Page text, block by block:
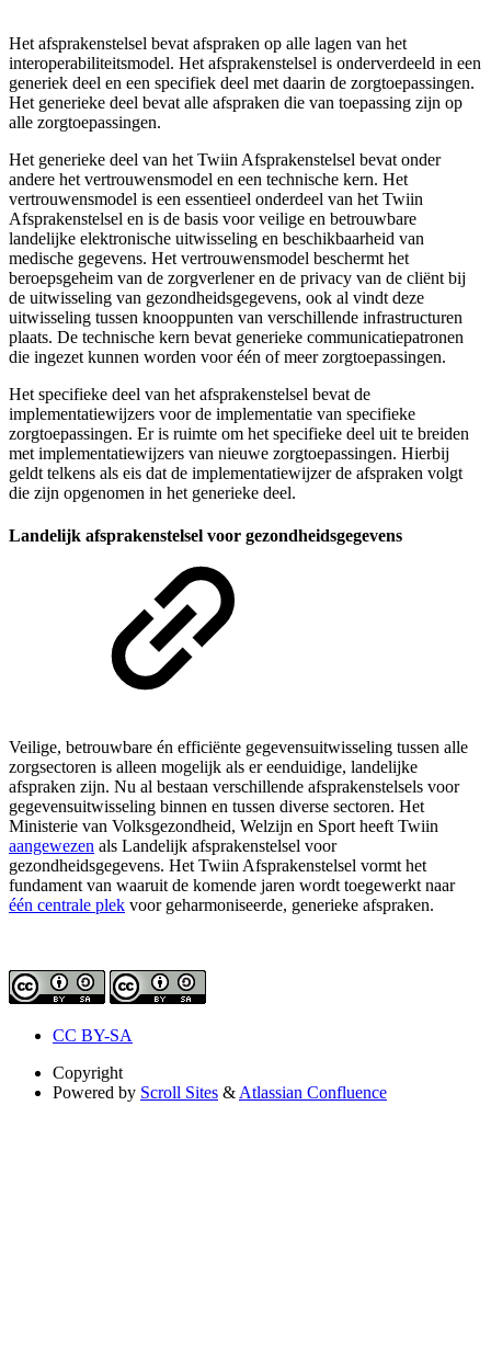
Het afsprakenstelsel bevat afspraken op alle lagen van het
interoperabiliteitsmodel. Het afsprakenstelsel is onderverdeeld in een
generiek deel en een specifiek deel met daarin de zorgtoepassingen.
Het generieke deel bevat alle afspraken die van toepassing zijn op
alle zorgtoepassingen.
Het generieke deel van het Twiin Afsprakenstelsel bevat onder
andere het vertrouwensmodel en een technische kern. Het
vertrouwensmodel is een essentieel onderdeel van het Twiin
Afsprakenstelsel en is de basis voor veilige en betrouwbare
landelijke elektronische uitwisseling en beschikbaarheid van
medische gegevens. Het vertrouwensmodel beschermt het
beroepsgeheim van de zorgverlener en de privacy van de cliënt bij
de uitwisseling van gezondheidsgegevens, ook al vindt deze
uitwisseling tussen knooppunten van verschillende infrastructuren
plaats. De technische kern bevat generieke communicatiepatronen
die ingezet kunnen worden voor één of meer zorgtoepassingen.
Het specifieke deel van het afsprakenstelsel bevat de
implementatiewijzers voor de implementatie van specifieke
zorgtoepassingen. Er is ruimte om het specifieke deel uit te breiden
met implementatiewijzers van nieuwe zorgtoepassingen. Hierbij
geldt telkens als eis dat de implementatiewijzer de afspraken volgt
die zijn opgenomen in het generieke deel.
Landelijk afsprakenstelsel voor gezondheidsgegevens
Veilige, betrouwbare én efficiënte gegevensuitwisseling tussen alle
zorgsectoren is alleen mogelijk als er eenduidige, landelijke
afspraken zijn. Nu al bestaan verschillende afsprakenstelsels voor
gegevensuitwisseling binnen en tussen diverse sectoren. Het
Ministerie van Volksgezondheid, Welzijn en Sport heeft Twiin
aangewezen als Landelijk afsprakenstelsel voor
gezondheidsgegevens. Het Twiin Afsprakenstelsel vormt het
fundament van waaruit de komende jaren wordt toegewerkt naar
één centrale plek voor geharmoniseerde, generieke afspraken.
CC BY-SA
Copyright
Powered by Scroll Sites &Atlassian Confluence